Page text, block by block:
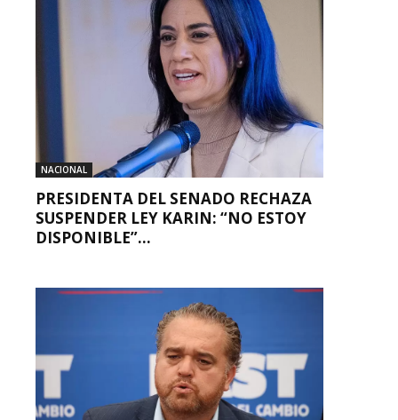
NACIONAL
PRESIDENTA DEL SENADO RECHAZA
SUSPENDER LEY KARIN: “NO ESTOY
DISPONIBLE”...